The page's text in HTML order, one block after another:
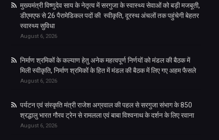
मुख्यमंत्री विष्णुदेव साय के नेतृत्व में सरगुजा के स्वास्थ्य सेवाओं को बड़ी मजबूती,
डीएमएफ से 26 पैरामेडिकल पदों की स्वीकृति, दूरस्थ अंचलों तक पहुंचेगी बेहतर
स्वास्थ्य सुविधा
August 6, 2026
निर्माण श्रमिकों के कल्याण हेतु अनेक महत्वपूर्ण निर्णयों को मंडल की बैठक में
मिली स्वीकृति, निर्माण श्रमिकों के हित में मंडल की बैठक में लिए गए अहम फैसले
August 6, 2026
पर्यटन एवं संस्कृति मंत्री राजेश अग्रवाल की पहल से सरगुजा संभाग के 850
श्रद्धालु भारत गौरव ट्रेन से रामलला एवं बाबा विश्वनाथ के दर्शन के लिए रवाना
August 6, 2026